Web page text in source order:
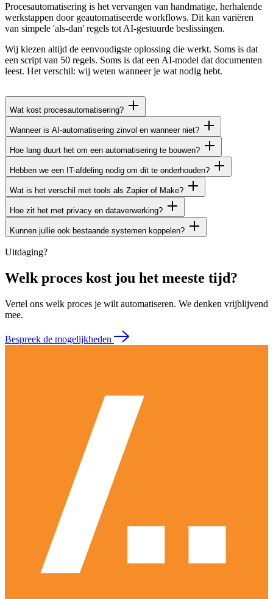
Procesautomatisering is het vervangen van handmatige, herhalende
werkstappen door geautomatiseerde workflows. Dit kan variëren
van simpele 'als-dan' regels tot AI-gestuurde beslissingen.
Wij kiezen altijd de eenvoudigste oplossing die werkt. Soms is dat
een script van 50 regels. Soms is dat een AI-model dat documenten
leest. Het verschil: wij weten wanneer je wat nodig hebt.
Wat kost procesautomatisering?
Wanneer is AI-automatisering zinvol en wanneer niet?
Hoe lang duurt het om een automatisering te bouwen?
Hebben we een IT-afdeling nodig om dit te onderhouden?
Wat is het verschil met tools als Zapier of Make?
Hoe zit het met privacy en dataverwerking?
Kunnen jullie ook bestaande systemen koppelen?
Uitdaging?
Welk proces kost jou het meeste tijd?
Vertel ons welk proces je wilt automatiseren. We denken vrijblijvend
mee.
Bespreek de mogelijkheden